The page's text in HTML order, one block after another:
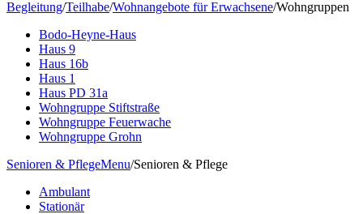
Begleitung/Teilhabe/Wohnangebote für Erwachsene/Wohngruppen
Bodo-Heyne-Haus
Haus 9
Haus 16b
Haus 1
Haus PD 31a
Wohngruppe Stiftstraße
Wohngruppe Feuerwache
Wohngruppe Grohn
Senioren & PflegeMenu/Senioren & Pflege
Ambulant
Stationär